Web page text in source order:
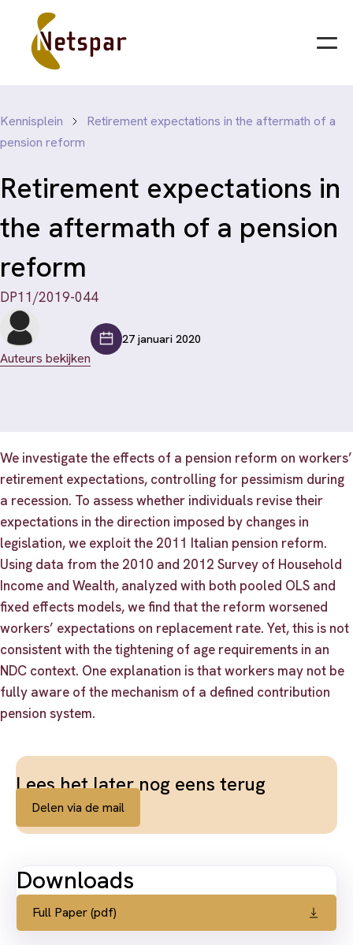
Kennisplein
Retirement expectations in the aftermath of a
pension reform
Retirement expectations in
the aftermath of a pension
reform
DP11/2019-044
Auteurs bekijken
27 januari 2020
We investigate the effects of a pension reform on workers’
retirement expectations, controlling for pessimism during
a recession. To assess whether individuals revise their
expectations in the direction imposed by changes in
legislation, we exploit the 2011 Italian pension reform.
Using data from the 2010 and 2012 Survey of Household
Income and Wealth, analyzed with both pooled OLS and
fixed effects models, we find that the reform worsened
workers’ expectations on replacement rate. Yet, this is not
consistent with the tightening of age requirements in an
NDC context. One explanation is that workers may not be
fully aware of the mechanism of a defined contribution
pension system.
Lees het later nog eens terug
Delen via de mail
Downloads
Full Paper (pdf)